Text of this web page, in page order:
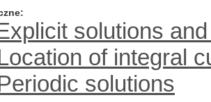
solutions
of integral
solutions